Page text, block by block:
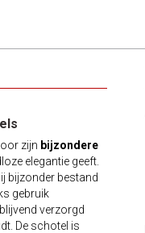
zijn bijzondere
elegantie geeft.
bijzonder bestand
gebruik
verzorgd
De schotel is